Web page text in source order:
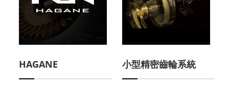
HAGANE 小型精密齒輪系統